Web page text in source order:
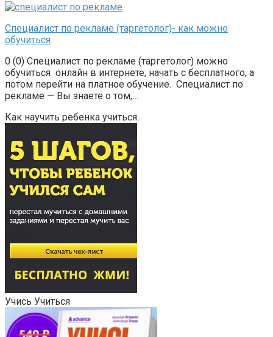
Специалист по рекламе (таргетолог)- как можно
обучиться
0 (0) Специалист по рекламе (таргетолог) можно
обучиться онлайн в интернете, начать с бесплатного, а
потом перейти на платное обучение. Специалист по
рекламе — Вы знаете о том,…
Как научить ребенка учиться.
Учись Учиться